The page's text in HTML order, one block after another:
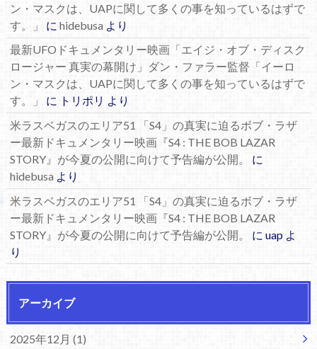
ン・マスクは、UAPに関して多くの事を知っているはずで
す。」
に hidebusaより
最新UFOドキュメンタリー映画「エイジ・オブ・ディスク
ロージャー 真実の幕開け」ダン・ファラー監督「イーロ
ン・マスクは、UAPに関して多くの事を知っているはずで
す。」
に トリポリ より
米ラスベガスのエリア51 「S4」の真実に迫るボブ・ラザ
ー最新ドキュメンタリー映画『S4 : THE BOB LAZAR
STORY』が今夏の公開に向けて予告編が公開。
に
hidebusaより
米ラスベガスのエリア51 「S4」の真実に迫るボブ・ラザ
ー最新ドキュメンタリー映画『S4 : THE BOB LAZAR
STORY』が今夏の公開に向けて予告編が公開。
に uapよ
り
アーカイブ
2025年12月 (1)